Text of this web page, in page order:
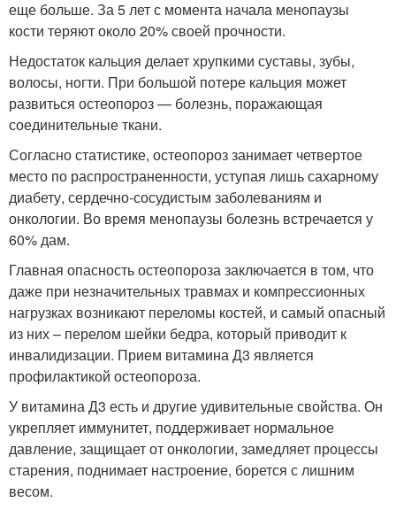
еще больше. За 5 лет с момента начала менопаузы
кости теряют около 20% своей прочности.
Недостаток кальция делает хрупкими суставы, зубы,
волосы, ногти. При большой потере кальция может
развиться остеопороз — болезнь, поражающая
соединительные ткани.
Согласно статистике, остеопороз занимает четвертое
место по распространенности, уступая лишь сахарному
диабету, сердечно-сосудистым заболеваниям и
онкологии. Во время менопаузы болезнь встречается у
60% дам.
Главная опасность остеопороза заключается в том, что
даже при незначительных травмах и компрессионных
нагрузках возникают переломы костей, и самый опасный
из них – перелом шейки бедра, который приводит к
инвалидизации. Прием витамина Д3 является
профилактикой остеопороза.
У витамина Д3 есть и другие удивительные свойства. Он
укрепляет иммунитет, поддерживает нормальное
давление, защищает от онкологии, замедляет процессы
старения, поднимает настроение, борется с лишним
весом.